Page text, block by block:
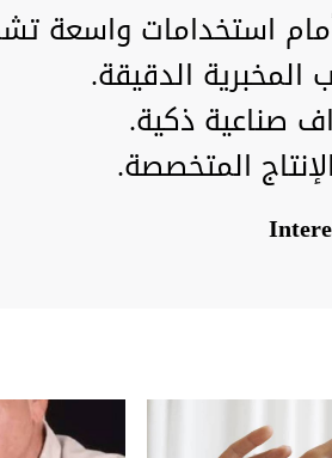
أمام استخدامات واسعة
المخبرية الدقيقة.
صناعية ذكية.
المتخصصة.